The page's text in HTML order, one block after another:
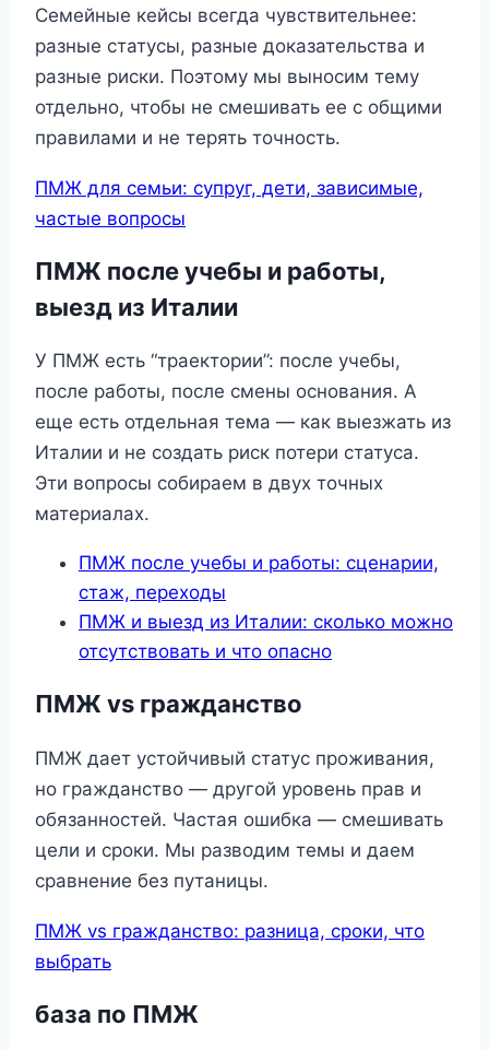
Семейные кейсы всегда чувствительнее:
разные статусы, разные доказательства и
разные риски. Поэтому мы выносим тему
отдельно, чтобы не смешивать ее с общими
правилами и не терять точность.
ПМЖ для семьи: супруг, дети, зависимые,
частые вопросы
ПМЖ после учебы и работы,
выезд из Италии
У ПМЖ есть “траектории”: после учебы,
после работы, после смены основания. А
еще есть отдельная тема — как выезжать из
Италии и не создать риск потери статуса.
Эти вопросы собираем в двух точных
материалах.
ПМЖ после учебы и работы: сценарии,
стаж, переходы
ПМЖ и выезд из Италии: сколько можно
отсутствовать и что опасно
ПМЖ vs гражданство
ПМЖ дает устойчивый статус проживания,
но гражданство — другой уровень прав и
обязанностей. Частая ошибка — смешивать
цели и сроки. Мы разводим темы и даем
сравнение без путаницы.
ПМЖ vs гражданство: разница, сроки, что
выбрать
база по ПМЖ